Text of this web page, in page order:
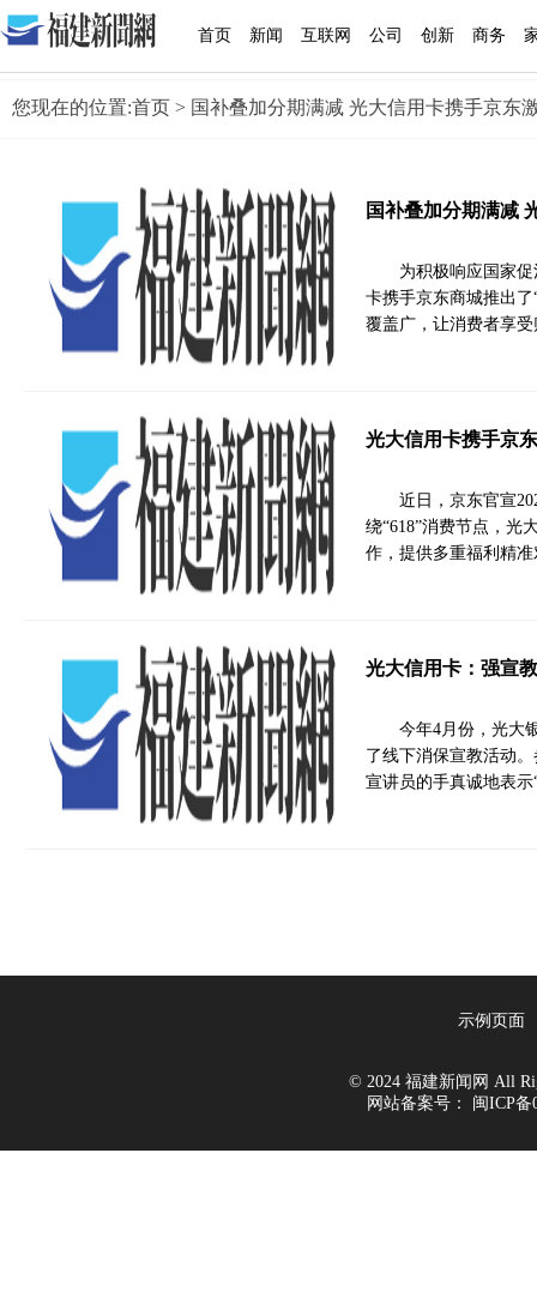
首页 新闻 互联网 公司 创新 商务
您现在的位置:首页 > 国补叠加分期满减 光大信用卡携手京东
国补叠加分期满减
为积极响应国家
卡携手京东商城推出
覆盖广，让消费者享
光大信用卡携手京
近日，京东官宣
绕“618”消费节点，光
作，提供多重福利精
光大信用卡：强宣
今年4月份，光大
了线下消保宣教活动
宣讲员的手真诚地表
示例页面
© 2024 福建新闻网 All
网站备案号：
闽ICP备